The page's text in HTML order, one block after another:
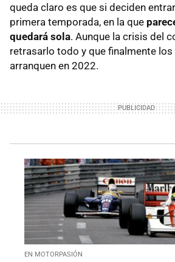
queda claro es que si deciden
primera temporada, en la que
quedará sola. Aunque la crisis del
retrasarlo todo y que finalmente
arranquen en 2022.
EN MOTORPASIÓN